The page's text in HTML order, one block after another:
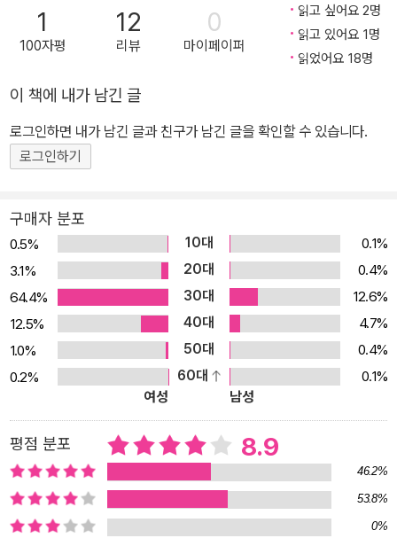
1
100자평
12
리뷰
0
마이페이퍼
읽고 싶어요 2명
읽고 있어요 1명
읽었어요 18명
이 책에 내가 남긴 글
로그인하면 내가 남긴 글과 친구가 남긴 글을 확인할 수 있습니다.
로그인하기
구매자 분포
0.5% 10대
0.1%
3.1%
20대
0.4%
64.4%
30대
12.6%
12.5%
40대
4.7%
1.0%
50대
0.4%
0.2%
60대
0.1%
여성
남성
평점 분포 8.9
46.2%
53.8%
0%